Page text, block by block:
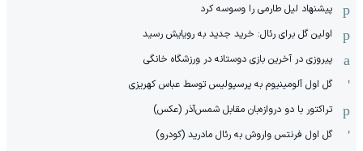
پیشنهاد لیل طارمی را وسوسه کرد
اولین گل برای رئال: خرید جدید به رویایش رسید
پیروزی در آخرین بازی دوستانه در ورزشگاه خانگی
گل اول آلومینیوم به پرسپولیس توسط عباس کهریزی
تراکتور با دو دروازه‌بان مقابل شمس‌آذر (عکس)
گل اول فرنتس واروش به رئال مادرید (کودرو)